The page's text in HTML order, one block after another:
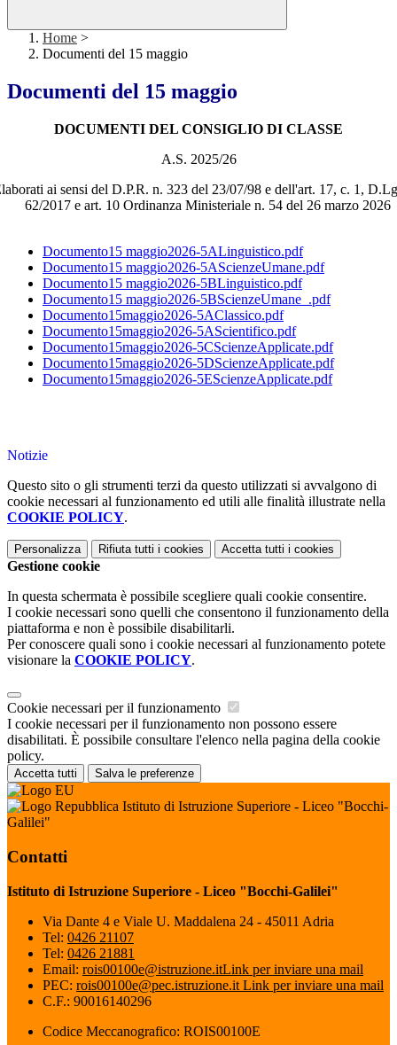
Home >
Documenti del 15 maggio
Documenti del 15 maggio
DOCUMENTI DEL CONSIGLIO DI CLASSE
A.S. 2025/26
ai sensi del D.P.R. n. 323 del 23/07/98 e dell'art. 17, c. 1,
62/2017 e art. 10 Ordinanza Ministeriale n. 54 del 26 marzo 2026
Documento15 maggio2026-5ALinguistico.pdf
Documento15 maggio2026-5AScienzeUmane.pdf
Documento15 maggio2026-5BLinguistico.pdf
Documento15 maggio2026-5BScienzeUmane_.pdf
Documento15maggio2026-5AClassico.pdf
Documento15maggio2026-5AScientifico.pdf
Documento15maggio2026-5CScienzeApplicate.pdf
Documento15maggio2026-5DScienzeApplicate.pdf
Documento15maggio2026-5EScienzeApplicate.pdf
Notizie
Questo sito o gli strumenti terzi da questo utilizzati si avvalgono di
cookie necessari al funzionamento ed utili alle finalità illustrate nella
COOKIE POLICY.
Personalizza Rifiuta tutti i cookies Accetta tutti i cookies
Gestione cookie
In questa schermata è possibile scegliere quali cookie consentire.
I cookie necessari sono quelli che consentono il funzionamento della
piattaforma e non è possibile disabilitarli.
Per conoscere quali sono i cookie necessari al funzionamento potete
visionare la COOKIE POLICY.
Cookie necessari per il funzionamento
I cookie necessari per il funzionamento non possono essere
disabilitati. È possibile consultare l'elenco nella pagina della cookie
policy.
Accetta tutti Salva le preferenze
Istituto di Istruzione Superiore - Liceo "Bocchi-
Galilei"
Contatti
Istituto di Istruzione Superiore - Liceo "Bocchi-Galilei"
Via Dante 4 e Viale U. Maddalena 24 - 45011 Adria
Tel: 0426 21107
Tel: 0426 21881
Email: rois00100e@istruzione.itLink per inviare una mail
PEC: rois00100e@pec.istruzione.it Link per inviare una mail
C.F.: 90016140296
Codice Meccanografico: ROIS00100E